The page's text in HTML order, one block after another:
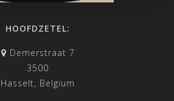
HOOFDZETEL:
Demerstraat 7
3500
Hasselt, Belgium